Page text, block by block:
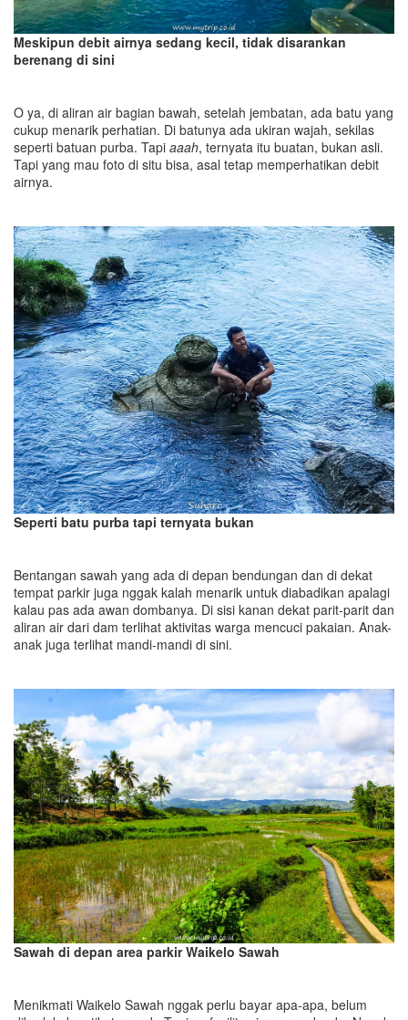
Meskipun debit airnya sedang kecil, tidak disarankan
berenang di sini
O ya, di aliran air bagian bawah, setelah jembatan, ada batu yang
cukup menarik perhatian. Di batunya ada ukiran wajah, sekilas
seperti batuan purba. Tapi aaah, ternyata itu buatan, bukan asli.
Tapi yang mau foto di situ bisa, asal tetap memperhatikan debit
airnya.
Seperti batu purba tapi ternyata bukan
Bentangan sawah yang ada di depan bendungan dan di dekat
tempat parkir juga nggak kalah menarik untuk diabadikan apalagi
kalau pas ada awan dombanya. Di sisi kanan dekat parit-parit dan
aliran air dari dam terlihat aktivitas warga mencuci pakaian. Anak-
anak juga terlihat mandi-mandi di sini.
Sawah di depan area parkir Waikelo Sawah
Menikmati Waikelo Sawah nggak perlu bayar apa-apa, belum